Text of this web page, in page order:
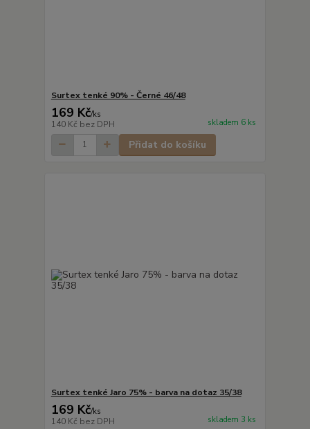
Surtex tenké 90% - Černé 46/48
169 Kč/ks
140 Kč bez DPH skladem 6 ks
Přidat do košíku
Surtex tenké Jaro 75% - barva na dotaz 35/38
169 Kč/ks
140 Kč bez DPH skladem 3 ks